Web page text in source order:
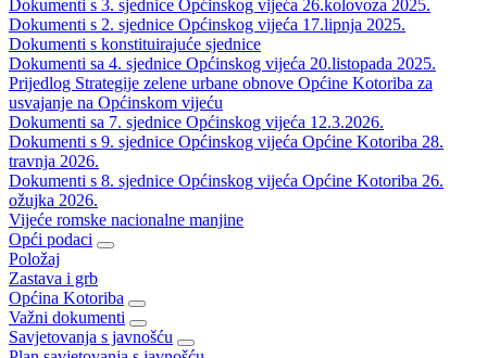
Dokumenti s 3. sjednice Općinskog vijeća 26.kolovoza 2025.
Dokumenti s 2. sjednice Općinskog vijeća 17.lipnja 2025.
Dokumenti s konstituirajuće sjednice
Dokumenti sa 4. sjednice Općinskog vijeća 20.listopada 2025.
Prijedlog Strategije zelene urbane obnove Općine Kotoriba za
usvajanje na Općinskom vijeću
Dokumenti sa 7. sjednice Općinskog vijeća 12.3.2026.
Dokumenti s 9. sjednice Općinskog vijeća Općine Kotoriba 28.
travnja 2026.
Dokumenti s 8. sjednice Općinskog vijeća Općine Kotoriba 26.
ožujka 2026.
Vijeće romske nacionalne manjine
Opći podaci
Položaj
Zastava i grb
Općina Kotoriba
Važni dokumenti
Savjetovanja s javnošću